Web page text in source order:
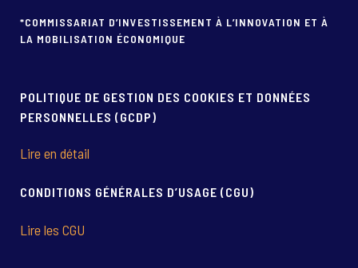
*COMMISSARIAT D’INVESTISSEMENT À L’INNOVATION ET À
LA MOBILISATION ÉCONOMIQUE
POLITIQUE DE GESTION DES COOKIES ET DONNÉES
PERSONNELLES (GCDP)
Lire en détail
CONDITIONS GÉNÉRALES D’USAGE (CGU)
Lire les CGU